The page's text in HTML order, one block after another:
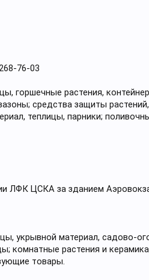
76-03
горшечные растения,
средства защиты
теплицы, парники;
ЛФК ЦСКА за зданием
укрывной материал, садово-
комнатные растения и
товары.